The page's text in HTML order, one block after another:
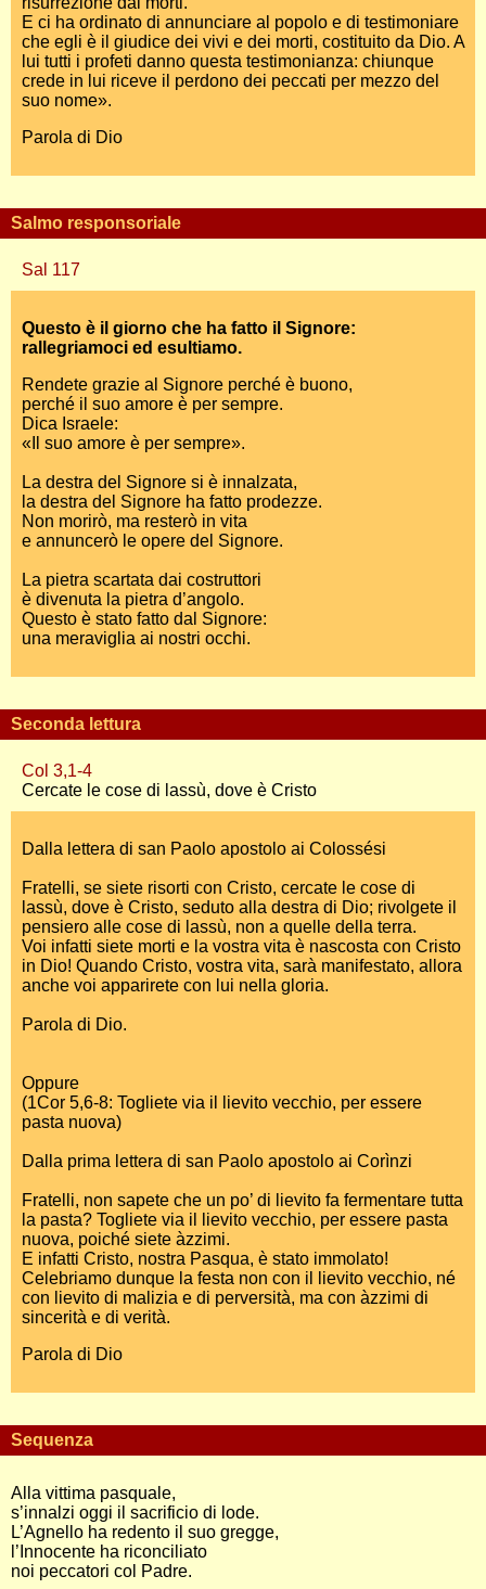
E ci ha ordinato di annunciare al popolo e di testimoniare
che egli è il giudice dei vivi e dei morti, costituito da Dio. A
lui tutti i profeti danno questa testimonianza: chiunque
crede in lui riceve il perdono dei peccati per mezzo del
suo nome».
Parola di Dio
Salmo responsoriale
Sal 117
Questo è il giorno che ha fatto il Signore:
rallegriamoci ed esultiamo.
Rendete grazie al Signore perché è buono,
perché il suo amore è per sempre.
Dica Israele:
«Il suo amore è per sempre».
La destra del Signore si è innalzata,
la destra del Signore ha fatto prodezze.
Non morirò, ma resterò in vita
e annuncerò le opere del Signore.
La pietra scartata dai costruttori
è divenuta la pietra d’angolo.
Questo è stato fatto dal Signore:
una meraviglia ai nostri occhi.
Seconda lettura
Col 3,1-4
Cercate le cose di lassù, dove è Cristo
Dalla lettera di san Paolo apostolo ai Colossési
Fratelli, se siete risorti con Cristo, cercate le cose di
lassù, dove è Cristo, seduto alla destra di Dio; rivolgete il
pensiero alle cose di lassù, non a quelle della terra.
Voi infatti siete morti e la vostra vita è nascosta con Cristo
in Dio! Quando Cristo, vostra vita, sarà manifestato, allora
anche voi apparirete con lui nella gloria.
Parola di Dio.
Oppure
(1Cor 5,6-8: Togliete via il lievito vecchio, per essere
pasta nuova)
Dalla prima lettera di san Paolo apostolo ai Corìnzi
Fratelli, non sapete che un po’ di lievito fa fermentare tutta
la pasta? Togliete via il lievito vecchio, per essere pasta
nuova, poiché siete àzzimi.
E infatti Cristo, nostra Pasqua, è stato immolato!
Celebriamo dunque la festa non con il lievito vecchio, né
con lievito di malizia e di perversità, ma con àzzimi di
sincerità e di verità.
Parola di Dio
Sequenza
Alla vittima pasquale,
s’innalzi oggi il sacrificio di lode.
L’Agnello ha redento il suo gregge,
l’Innocente ha riconciliato
noi peccatori col Padre.